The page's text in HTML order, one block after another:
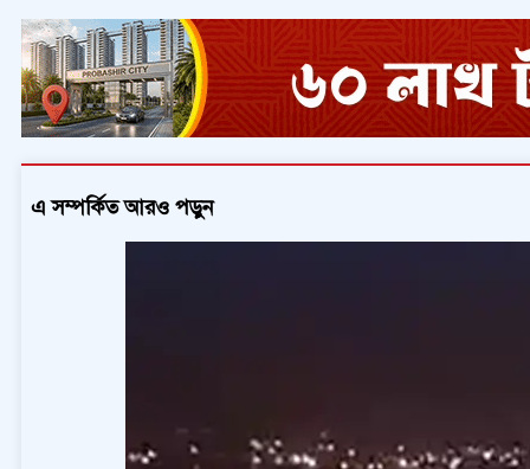
এ সম্পর্কিত আরও পড়ুন